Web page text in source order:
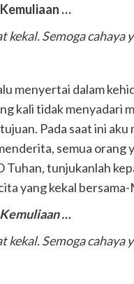
Kemuliaan …
Semoga cahaya
menyertai dalam
kali tidak menyadari
Pada saat ini
semua orang
tunjukanlah
yang kekal
Kemuliaan …
Semoga cahaya